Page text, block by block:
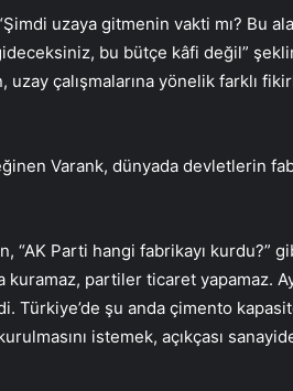
uzaya gitmenin vakti mı? Bu
bu bütçe kâfi değil”
çalışmalarına yönelik farklı
Varank, dünyada devletlerin
“AK Parti hangi fabrikayı kurdu?”
partiler ticaret yapamaz.
Türkiye’de şu anda çimento
istemek, açıkçası